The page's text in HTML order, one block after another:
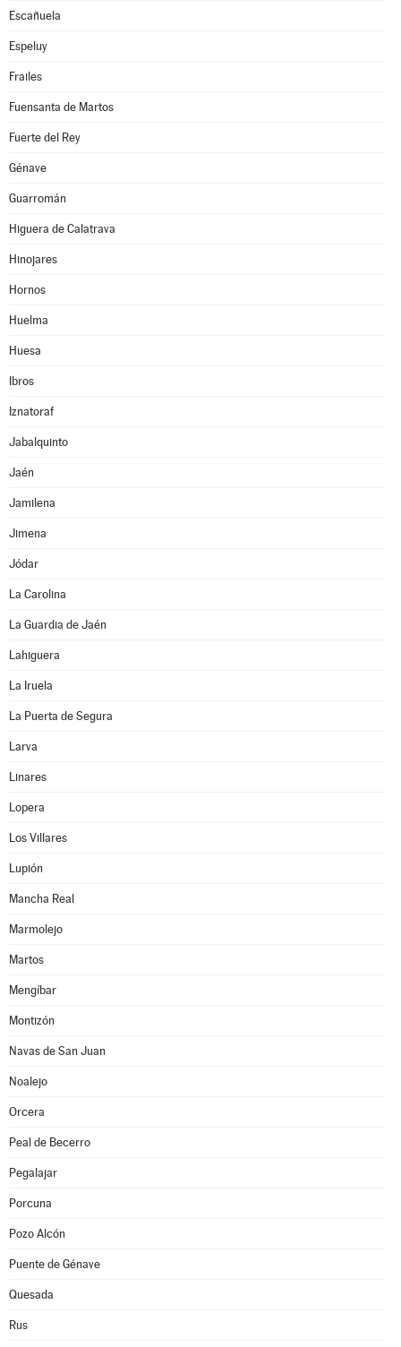
Escañuela
Espeluy
Frailes
Fuensanta de Martos
Fuerte del Rey
Génave
Guarromán
Higuera de Calatrava
Hinojares
Hornos
Huelma
Huesa
Ibros
Iznatoraf
Jabalquinto
Jaén
Jamilena
Jimena
Jódar
La Carolina
La Guardia de Jaén
Lahiguera
La Iruela
La Puerta de Segura
Larva
Linares
Lopera
Los Villares
Lupión
Mancha Real
Marmolejo
Martos
Mengíbar
Montizón
Navas de San Juan
Noalejo
Orcera
Peal de Becerro
Pegalajar
Porcuna
Pozo Alcón
Puente de Génave
Quesada
Rus